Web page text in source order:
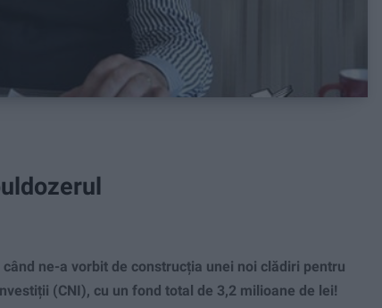
ne-a vorbit de construcția unei noi clădiri pentru
(CNI), cu un fond total de 3,2 milioane de lei!